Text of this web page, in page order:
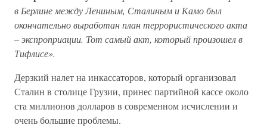
в Берлине между Лениным, Сталиным и Камо был
окончательно выработан план террористического акта
–экспроприации. Тот самый акт, который произошел в
Тифлисе».
Дерзкий налет на инкассаторов, который организовал
Сталин в столице Грузии, принес партийной кассе около
ста миллионов долларов в современном исчислении и
очень большие проблемы.